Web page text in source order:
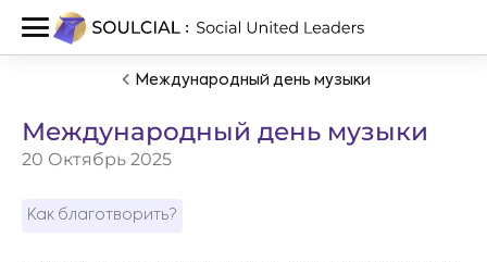
Международный день музыки
Международный день музыки
20 Октябрь 2025
Как благотворить?